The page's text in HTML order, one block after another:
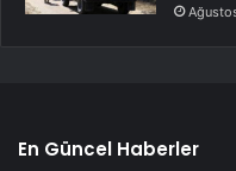
En Güncel Haberler